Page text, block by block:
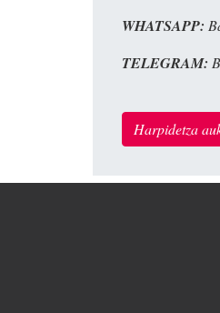
WHATSAPP:
TELEGRAM:
Harpidetza